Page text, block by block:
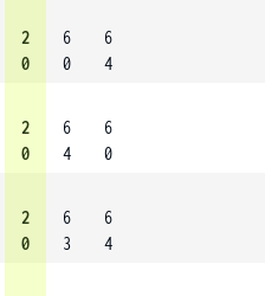
2
0
6
0
6
4
2
0
6
4
6
0
2
0
6
3
6
4